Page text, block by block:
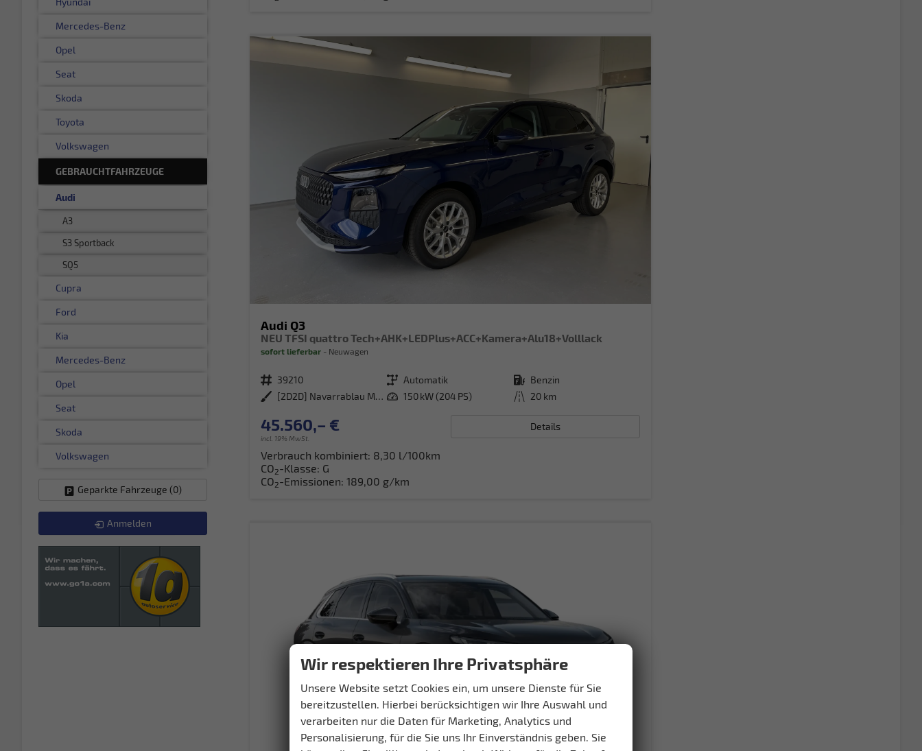
Audi Q3
NEU TFSI quattro Tech+AHK+LEDPlus+ACC+Kamera+Alu18+Volllack
sofort lieferbar Neuwagen
Fahrzeugnr. 39210 Getriebe Automatik Kraftstoff Benzin
Außenfarbe
[2D2D] Navarrablau Metallic Leistung 150 kW (204 PS) Kilometerstand 20 km
45.560,– €
incl. 19% MwSt.
Details
Verbrauch kombiniert: 8,30 l/100km
CO2-Klasse: G
CO2-Emissionen: 189,00 g/km
Mercedes-Benz
Opel
Seat
Skoda
Toyota
Volkswagen
GEBRAUCHTFAHRZEUGE
Audi
A3
S3 Sportback
SQ5
Cupra
Ford
Kia
Mercedes-Benz
Opel
Seat
Skoda
Volkswagen
Geparkte Fahrzeuge (0)
Anmelden
Wir respektieren Ihre Privatsphäre
Unsere Website setzt Cookies ein, um unsere Dienste für Sie
bereitzustellen. Hierbei berücksichtigen wir Ihre Auswahl und
verarbeiten nur die Daten für Marketing, Analytics und
Personalisierung, für die Sie uns Ihr Einverständnis geben. Sie